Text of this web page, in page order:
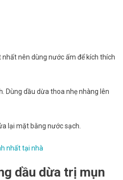
nên dùng nước ấm để kích thích
Dùng dầu dừa thoa nhẹ nhàng lên
lại mặt bằng nước sạch.
nhất tại nhà
dầu dừa trị mụn